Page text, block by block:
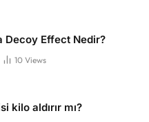
Decoy Effect Nedir?
10 Views
kilo aldırır mı?